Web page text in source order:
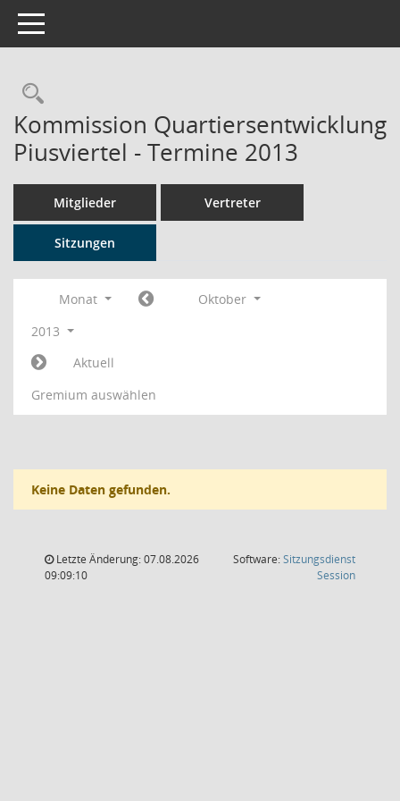
Toggle navigation
Rechercheauswahl
Kommission Quartiersentwicklung
Piusviertel - Termine 2013
Mitglieder Vertreter
Sitzungen
Monat
Oktober
2013
Aktuell
Gremium auswählen
Keine Daten gefunden.
Letzte Änderung: 07.08.2026
09:09:10
Software:Sitzungsdienst
Session(Wird in